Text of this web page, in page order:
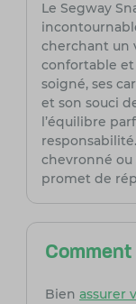
Le Segway
cherchant un
confortable
soigné, ses
et son souci
l’équilibre
chevronné ou
promet de
Bien assurer